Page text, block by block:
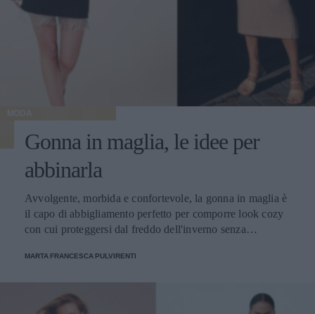
MODA
Gonna in maglia, le idee per
abbinarla
Avvolgente, morbida e confortevole, la gonna in maglia è
il capo di abbigliamento perfetto per comporre look cozy
con cui proteggersi dal freddo dell'inverno senza
MARTA FRANCESCA PULVIRENTI